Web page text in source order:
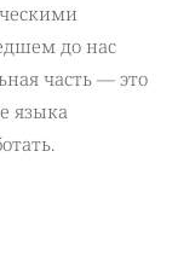
до нас
часть — это
языка